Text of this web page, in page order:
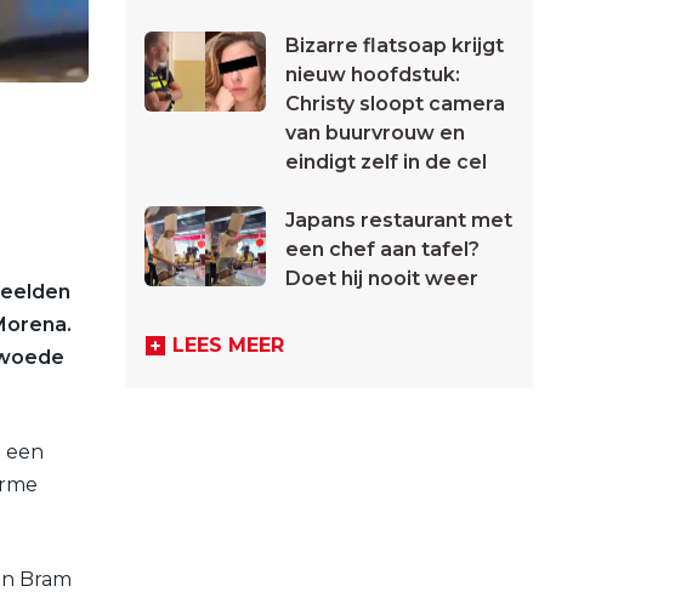
een
Bram
Bizarre flatsoap krijgt
nieuw hoofdstuk:
Christy sloopt camera
van buurvrouw en
eindigt zelf in de cel
Japans restaurant met
een chef aan tafel?
Doet hij nooit weer
LEES MEER